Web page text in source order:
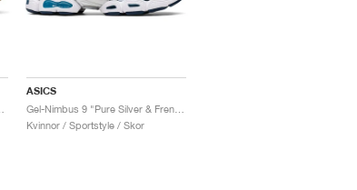
ASICS
Kvinnor / Sportstyle / Skor